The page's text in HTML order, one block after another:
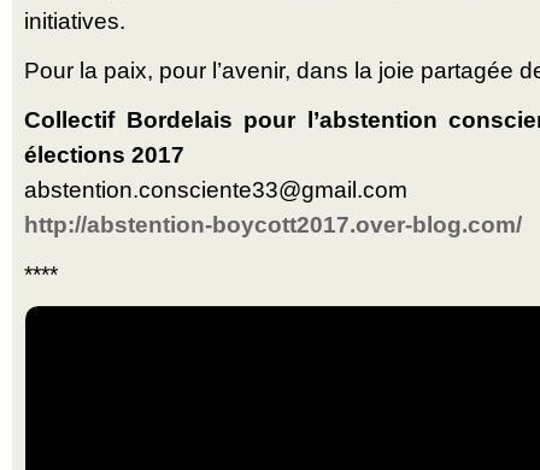
initiatives.
Pour la paix, pour l’avenir, dans la joie partagée
Collectif Bordelais pour l’abstention
élections 2017
abstention.consciente33@gmail.com
http://abstention-boycott2017.over-blog.com/
****